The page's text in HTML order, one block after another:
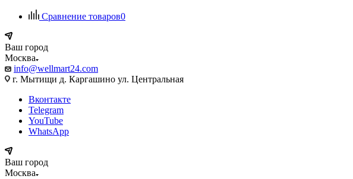
Сравнение товаров0
Ваш город
Москва
info@wellmart24.com
г. Мытищи д. Каргашино ул. Центральная
Вконтакте
Telegram
YouTube
WhatsApp
Ваш город
Москва